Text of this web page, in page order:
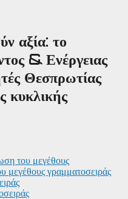
αξία: το
& Ενέργειας
Θεσπρωτίας
κυκλικής
του μεγέθους